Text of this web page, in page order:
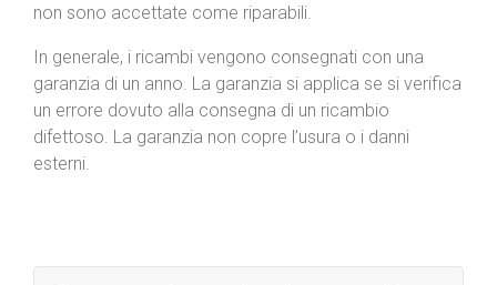
non sono accettate come riparabili.
In generale, i ricambi vengono consegnati con una
garanzia di un anno. La garanzia si applica se si verifica
un errore dovuto alla consegna di un ricambio
difettoso. La garanzia non copre l’usura o i danni
esterni.